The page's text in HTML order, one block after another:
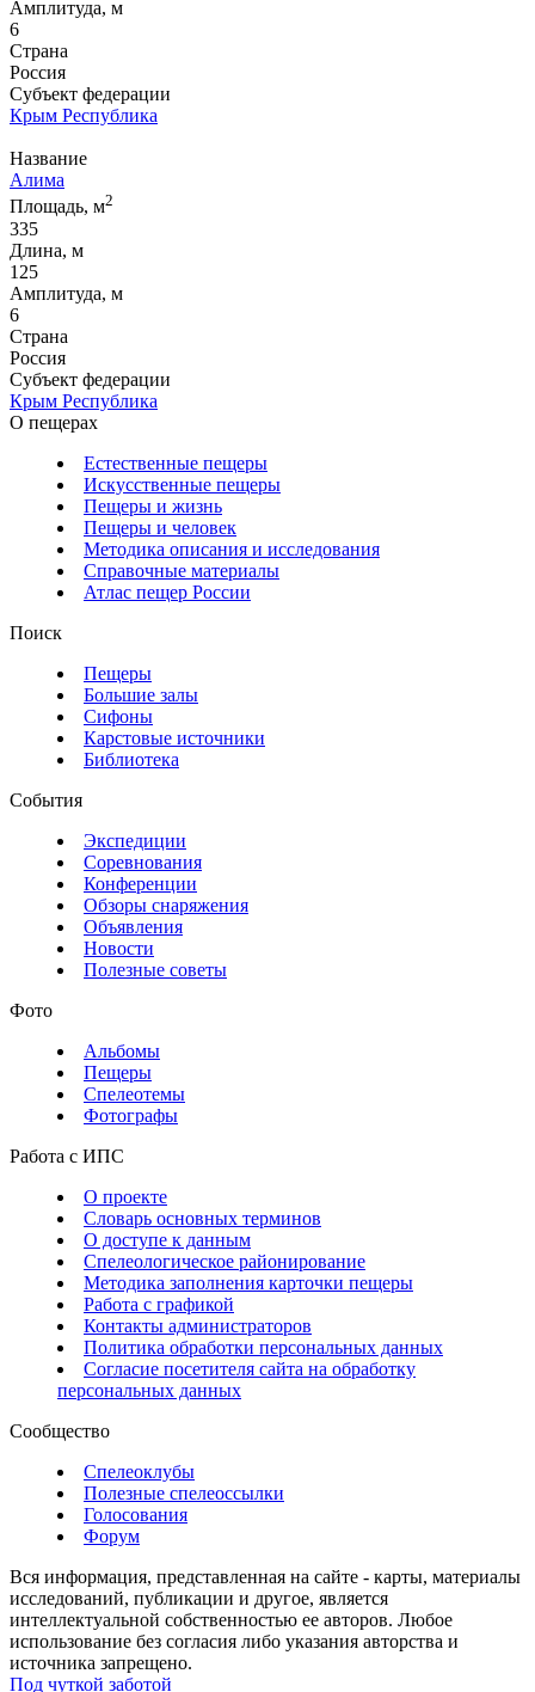
Амплитуда, м
6
Страна
Россия
Субъект федерации
Крым Республика
Название
Алима
Площадь, м2
335
Длина, м
125
Амплитуда, м
6
Страна
Россия
Субъект федерации
Крым Республика
О пещерах
Естественные пещеры
Искусственные пещеры
Пещеры и жизнь
Пещеры и человек
Методика описания и исследования
Справочные материалы
Атлас пещер России
Поиск
Пещеры
Большие залы
Сифоны
Карстовые источники
Библиотека
События
Экспедиции
Соревнования
Конференции
Обзоры снаряжения
Объявления
Новости
Полезные советы
Фото
Альбомы
Пещеры
Спелеотемы
Фотографы
Работа с ИПС
О проекте
Словарь основных терминов
О доступе к данным
Спелеологическое районирование
Методика заполнения карточки пещеры
Работа с графикой
Контакты администраторов
Политика обработки персональных данных
Согласие посетителя сайта на обработку
персональных данных
Сообщество
Спелеоклубы
Полезные спелеоссылки
Голосования
Форум
Вся информация, представленная на сайте - карты, материалы
исследований, публикации и другое, является
интеллектуальной собственностью ее авторов. Любое
использование без согласия либо указания авторства и
источника запрещено.
Под чуткой заботой